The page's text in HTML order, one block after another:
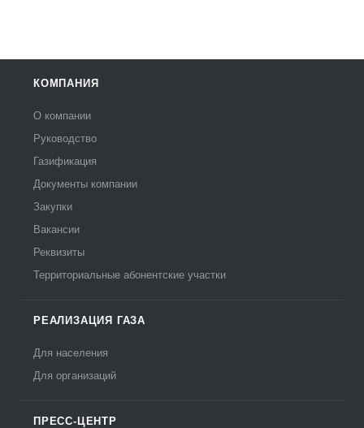
КОМПАНИЯ
О компании
Руководство
Газификация
Документы компании
Закупки
Вакансии
Реквизиты
Территориальные абонентские участки
РЕАЛИЗАЦИЯ ГАЗА
Для населения
Для организаций
ПРЕСС-ЦЕНТР